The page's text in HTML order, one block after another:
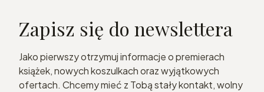
Zapisz się do newslettera
Jako pierwszy otrzymuj informacje o premierach
książek, nowych koszulkach oraz wyjątkowych
ofertach. Chcemy mieć z Tobą stały kontakt, wolny